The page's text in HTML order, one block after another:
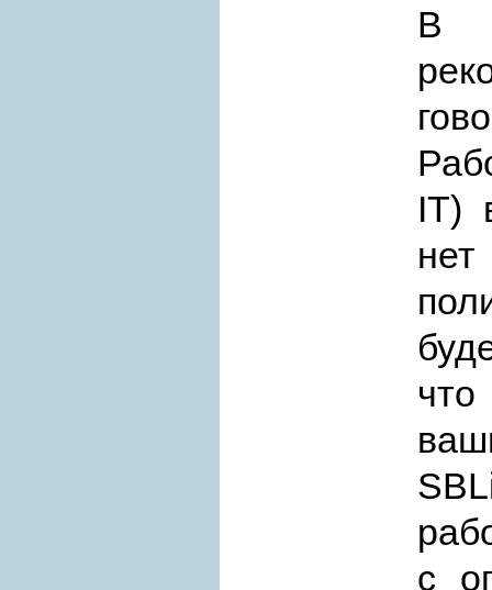
В
IT)
с